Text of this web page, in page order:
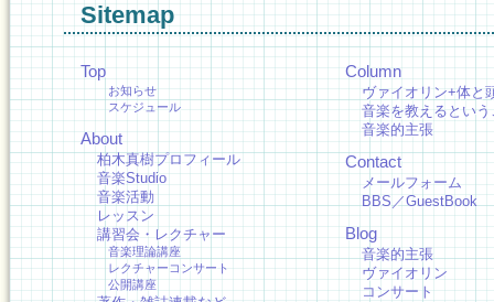
Sitemap
Top
お知らせ
スケジュール
About
柏木真樹プロフィール
音楽Studio
音楽活動
レッスン
講習会・レクチャー
音楽理論講座
レクチャーコンサート
公開講座
Column
ヴァイオリン+体と
音楽を教えるという
音楽的主張
Contact
メールフォーム
BBS／GuestBook
Blog
音楽的主張
ヴァイオリン
コンサート